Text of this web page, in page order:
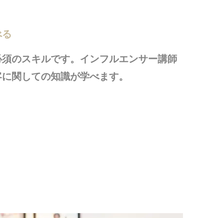
のスキルです。インフルエンサー講師
関しての知識が学べます。